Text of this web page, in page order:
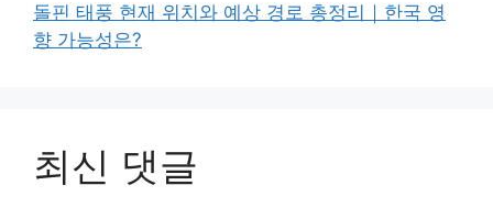
돌핀 태풍 현재 위치와 예상 경로 총정리｜한국 영
향 가능성은?
최신 댓글